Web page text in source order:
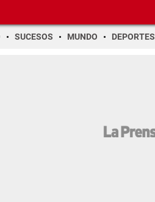
SUCESOS MUNDO DEPORTES